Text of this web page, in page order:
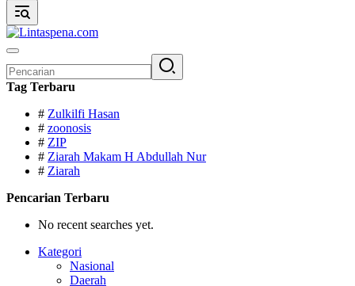
untuk:
Tag Terbaru
# Zulkilfi Hasan
# zoonosis
# ZIP
# Ziarah Makam H Abdullah Nur
# Ziarah
Pencarian Terbaru
No recent searches yet.
Kategori
Nasional
Daerah